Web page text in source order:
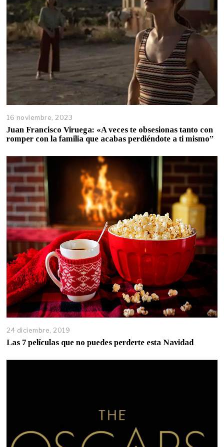
16 noviembre, 2023
Juan Francisco Viruega: «A veces te obsesionas tanto con
romper con la familia que acabas perdiéndote a ti mismo”
24 diciembre, 2019
Las 7 películas que no puedes perderte esta Navidad